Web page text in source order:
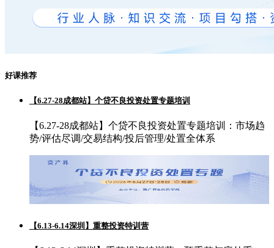
好课推荐
【6.27-28成都站】个贷不良投资处置专题培训
【6.27-28成都站】个贷不良投资处置专题培训：市场趋
势/评估尽调/交易结构/投后管理/处置全体系
【6.13-6.14深圳】重整投资特训营